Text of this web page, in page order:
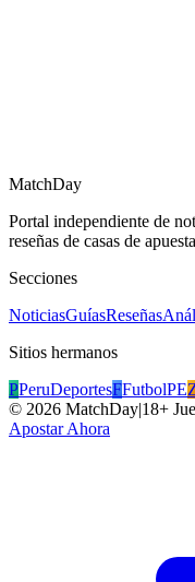
MatchDay
Portal independiente de
reseñas de casas de
Secciones
NoticiasGuíasReseñas
Sitios hermanos
PPeruDeportesFFutbolPE
© 2026 MatchDay|18+
Apostar Ahora